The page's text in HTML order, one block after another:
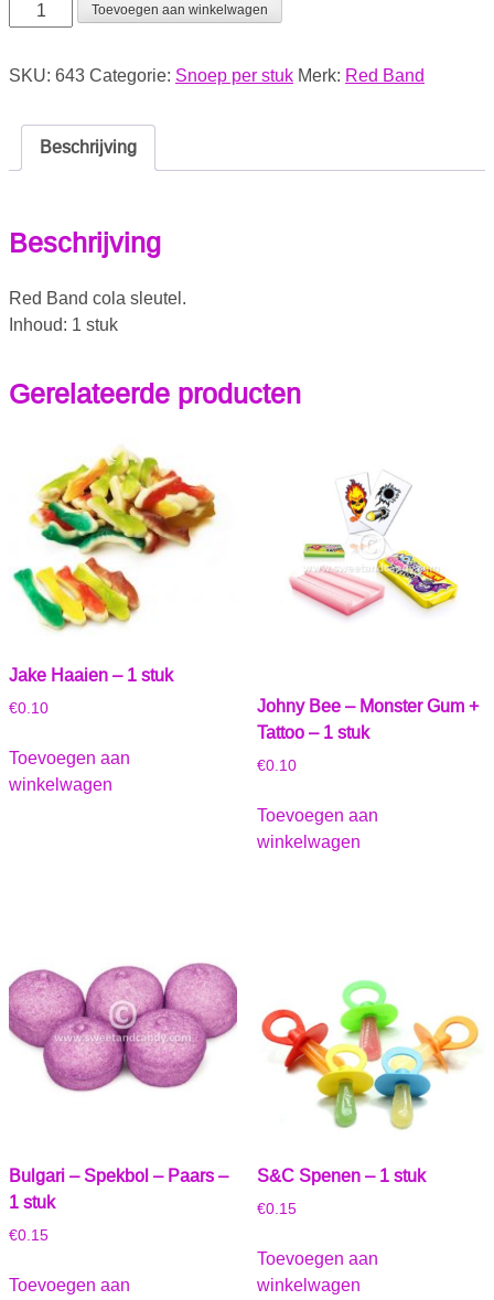
Toevoegen aan winkelwagen
SKU: 643 Categorie: Snoep per stuk Merk: Red Band
Beschrijving
Beschrijving
Red Band cola sleutel.
Inhoud: 1 stuk
Gerelateerde producten
Jake Haaien – 1 stuk
€0.10
Toevoegen aan
winkelwagen
Johny Bee – Monster Gum +
Tattoo – 1 stuk
€0.10
Toevoegen aan
winkelwagen
Bulgari – Spekbol – Paars –
1 stuk
€0.15
Toevoegen aan
S&C Spenen – 1 stuk
€0.15
Toevoegen aan
winkelwagen